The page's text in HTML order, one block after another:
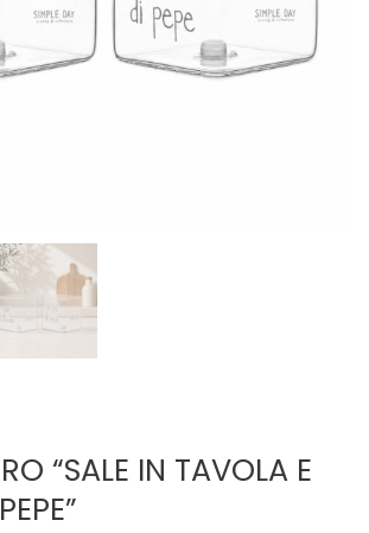
“SALE IN TAVOLA E